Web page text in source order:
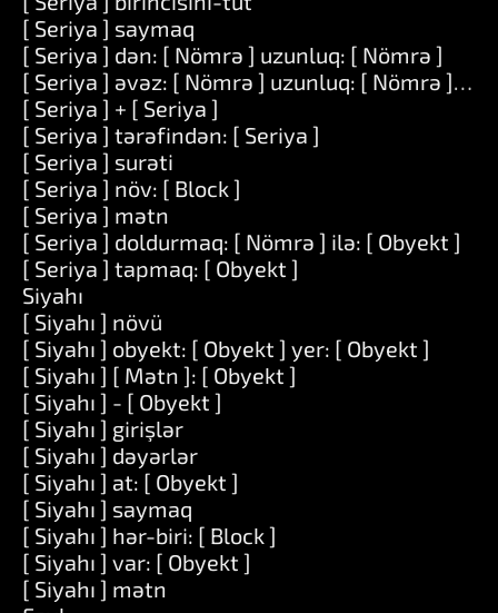
[ Seriya ] saymaq
[ Seriya ] dən: [ Nömrə ] uzunluq: [ Nömrə ]
[ Seriya ] əvəz: [ Nömrə ] uzunluq: [ Nömrə ] ilə:
[ Seriya ] + [ Seriya ]
[ Seriya ] tərəfindən: [ Seriya ]
[ Seriya ] surəti
[ Seriya ] növ: [ Block ]
[ Seriya ] mətn
[ Seriya ] doldurmaq: [ Nömrə ] ilə: [ Obyekt ]
[ Seriya ] tapmaq: [ Obyekt ]
Siyahı
[ Siyahı ] növü
[ Siyahı ] obyekt: [ Obyekt ] yer: [ Obyekt ]
[ Siyahı ] [ Mətn ]: [ Obyekt ]
[ Siyahı ] - [ Obyekt ]
[ Siyahı ] girişlər
[ Siyahı ] dəyərlər
[ Siyahı ] at: [ Obyekt ]
[ Siyahı ] saymaq
[ Siyahı ] hər-biri: [ Block ]
[ Siyahı ] var: [ Obyekt ]
[ Siyahı ] mətn